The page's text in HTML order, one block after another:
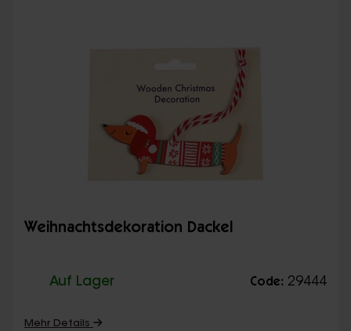
Weihnachtsdekoration Dackel
Auf Lager Code: 29444
Mehr Details